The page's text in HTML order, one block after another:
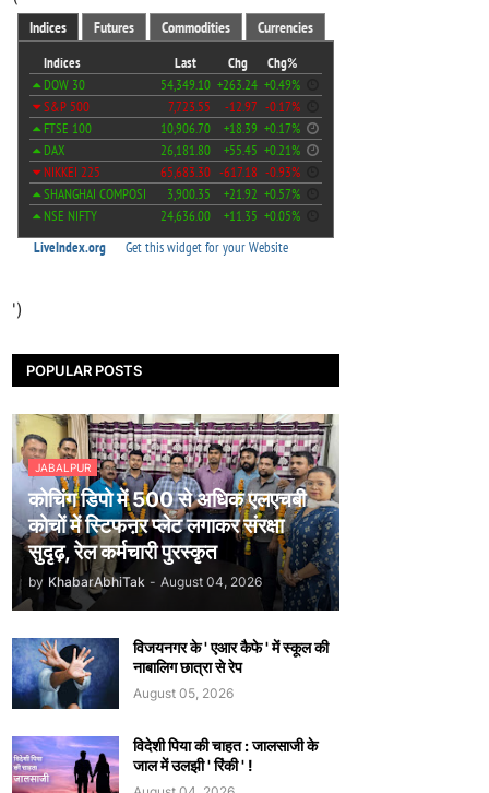
')
POPULAR POSTS
JABALPUR
कोचिंग डिपो में 500 से अधिक एलएचबी
कोचों में स्टिफऩर प्लेट लगाकर संरक्षा
सुदृढ़, रेल कर्मचारी पुरस्कृत
by KhabarAbhiTak - August 04, 2026
विजयनगर के ' एआर कैफे ' में स्कूल की
नाबालिग छात्रा से रेप
August 05, 2026
विदेशी पिया की चाहत : जालसाजी के
जाल में उलझी ' रिंकी ' !